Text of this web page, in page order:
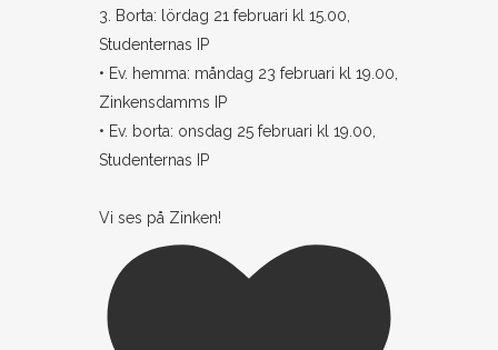
3. Borta: lördag 21 februari kl 15.00,
Studenternas IP
• Ev. hemma: måndag 23 februari kl 19.00,
Zinkensdamms IP
• Ev. borta: onsdag 25 februari kl 19.00,
Studenternas IP
Vi ses på Zinken!